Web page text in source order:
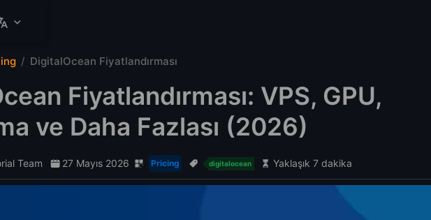
DigitalOcean Fiyatlandırması
Fiyatlandırması: VPS, GPU,
ve Daha Fazlası (2026)
Team 27 Mayıs 2026 Pricing digitalocean Yaklaşık 7 dakika